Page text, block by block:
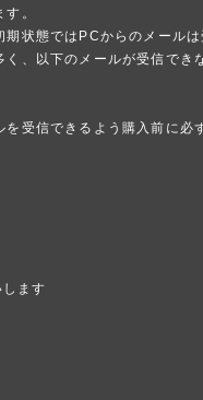
。
状態ではPCからのメールは
、以下のメールが受信でき
受信できるよう購入前に必
ます